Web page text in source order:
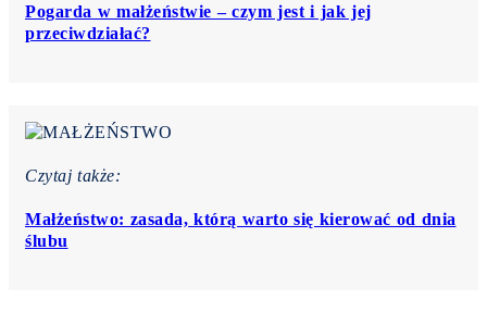
Pogarda w małżeństwie – czym jest i jak jej
przeciwdziałać?
Czytaj także:
Małżeństwo: zasada, którą warto się kierować od dnia
ślubu